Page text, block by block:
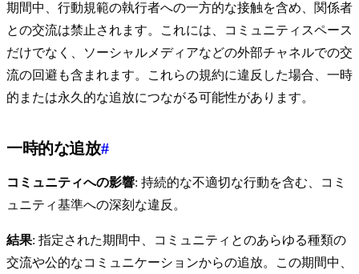
期間中、行動規範の執行者への一方的な接触を含め、関係者
との交流は禁止されます。これには、コミュニティスペース
だけでなく、ソーシャルメディアなどの外部チャネルでの交
流の回避も含まれます。これらの規約に違反した場合、一時
的または永久的な追放につながる可能性があります。
一時的な追放#
コミュニティへの影響: 持続的な不適切な行動を含む、コミ
ュニティ基準への深刻な違反。
結果: 指定された期間中、コミュニティとのあらゆる種類の
交流や公的なコミュニケーションからの追放。この期間中、